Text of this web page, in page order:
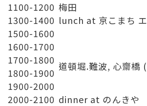
1100-1200 梅田
1300-1400 lunch at 京こまち
1500-1600
1600-1700
道頓堀.難波, 心齋橋
1700-1800
1800-1900
1900-2000
2000-2100 dinner at のんきや